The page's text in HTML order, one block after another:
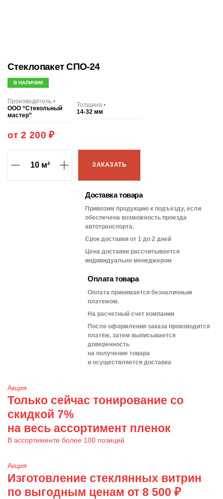
Стеклопакет СПО-24
В НАЛИЧИИ
Производитель •
ООО “Стекольный
мастер”
Толщина •
14-32 мм
от 2 200 ₽
ЗАКАЗАТЬ
Доставка товара
Привозим продукцию к подъезду, если
обеспечена возможность проезда
автотранспорта.
Срок доставки от 1 до 2 дней
Цена доставки рассчитывается
индивидуально менеджером
Оплата товара
Оплата принимается безналичным
платежом.
На расчетный счет компании
После оформления заказа производится
платёж, затем выписывается
доверенность
на получение товара
и осуществляется доставка
Акция
Только сейчас тонирование со
скидкой 7%
на весь ассортимент пленок
В ассортименте более 100 позиций
Акция
Изготовление стеклянных витрин
по выгодным ценам от 8 500 ₽